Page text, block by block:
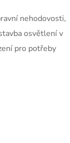
nehodovosti,
osvětlení v
pro potřeby